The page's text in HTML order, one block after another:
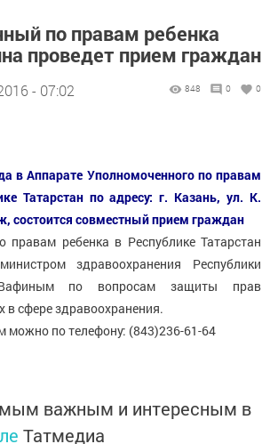
по правам ребенка
проведет прием граждан
- 07:02 848 0 0
в Аппарате Уполномоченного по правам
Татарстан по адресу: г. Казань, ул. К.
состоится совместный прием граждан
ребенка в Республике Татарстан
здравоохранения Республики
по вопросам защиты прав
в сфере здравоохранения.
можно по телефону: (843)236-61-64
важным и интересным в
Татмедиа